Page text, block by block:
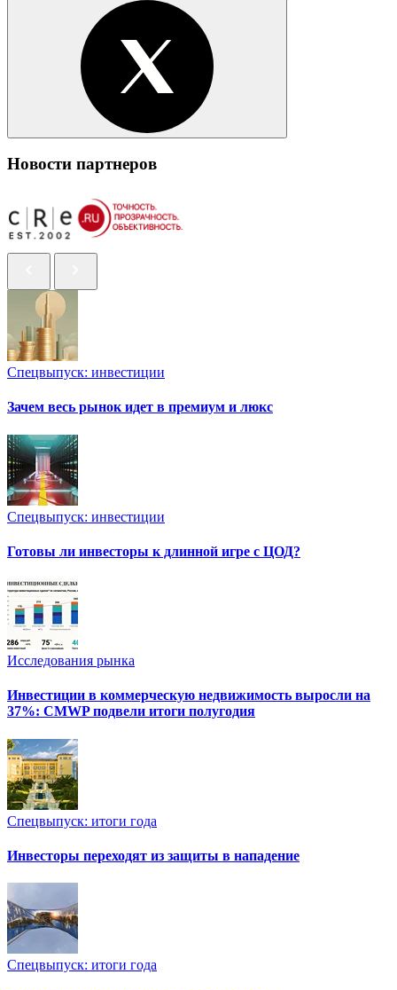
Новости партнеров
Спецвыпуск: инвестиции
Зачем весь рынок идет в премиум и люкс
Спецвыпуск: инвестиции
Готовы ли инвесторы к длинной игре с ЦОД?
Исследования рынка
Инвестиции в коммерческую недвижимость выросли на
37%: CMWP подвели итоги полугодия
Спецвыпуск: итоги года
Инвесторы переходят из защиты в нападение
Спецвыпуск: итоги года